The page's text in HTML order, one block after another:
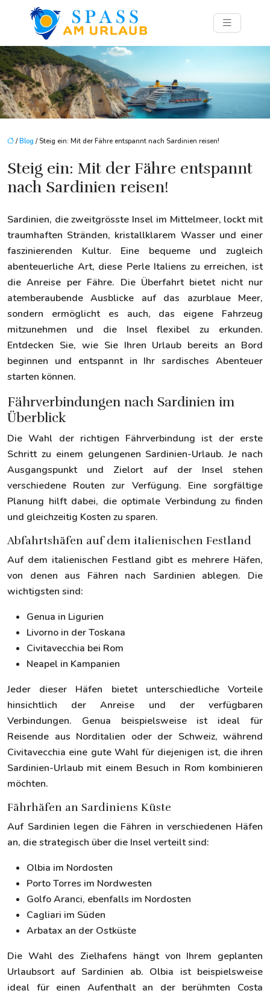
/Blog / Steig ein: Mit der Fähre entspannt nach Sardinien reisen!
Steig ein: Mit der Fähre entspannt
nach Sardinien reisen!
Sardinien, die zweitgrösste Insel im Mittelmeer, lockt mit
traumhaften Stränden, kristallklarem Wasser und einer
faszinierenden Kultur. Eine bequeme und zugleich
abenteuerliche Art, diese Perle Italiens zu erreichen, ist
die Anreise per Fähre. Die Überfahrt bietet nicht nur
atemberaubende Ausblicke auf das azurblaue Meer,
sondern ermöglicht es auch, das eigene Fahrzeug
mitzunehmen und die Insel flexibel zu erkunden.
Entdecken Sie, wie Sie Ihren Urlaub bereits an Bord
beginnen und entspannt in Ihr sardisches Abenteuer
starten können.
Fährverbindungen nach Sardinien im
Überblick
Die Wahl der richtigen Fährverbindung ist der erste
Schritt zu einem gelungenen Sardinien-Urlaub. Je nach
Ausgangspunkt und Zielort auf der Insel stehen
verschiedene Routen zur Verfügung. Eine sorgfältige
Planung hilft dabei, die optimale Verbindung zu finden
und gleichzeitig Kosten zu sparen.
Abfahrtshäfen auf dem italienischen Festland
Auf dem italienischen Festland gibt es mehrere Häfen,
von denen aus Fähren nach Sardinien ablegen. Die
wichtigsten sind:
Genua in Ligurien
Livorno in der Toskana
Civitavecchia bei Rom
Neapel in Kampanien
Jeder dieser Häfen bietet unterschiedliche Vorteile
hinsichtlich der Anreise und der verfügbaren
Verbindungen. Genua beispielsweise ist ideal für
Reisende aus Norditalien oder der Schweiz, während
Civitavecchia eine gute Wahl für diejenigen ist, die ihren
Sardinien-Urlaub mit einem Besuch in Rom kombinieren
möchten.
Fährhäfen an Sardiniens Küste
Auf Sardinien legen die Fähren in verschiedenen Häfen
an, die strategisch über die Insel verteilt sind:
Olbia im Nordosten
Porto Torres im Nordwesten
Golfo Aranci, ebenfalls im Nordosten
Cagliari im Süden
Arbatax an der Ostküste
Die Wahl des Zielhafens hängt von Ihrem geplanten
Urlaubsort auf Sardinien ab. Olbia ist beispielsweise
ideal für einen Aufenthalt an der berühmten Costa